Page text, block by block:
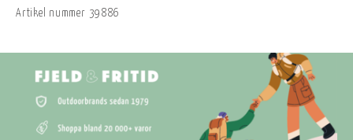
Artikel nummer 39886